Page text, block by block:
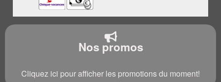
Nos promos
Cliquez ici pour afficher les promotions du moment!